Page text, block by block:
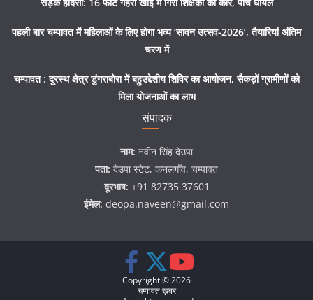
पहली बार चम्पावत में महिलाओं के लिए होगा भव्य ‘सावन उत्सव-2026’, तैयारियां अंतिम
चरण में
चम्पावत : दूरस्थ क्षेत्र डुंगराबोरा में बहुउद्देशीय शिविर का आयोजन, सैकड़ों ग्रामीणों को
मिला योजनाओं का लाभ
संपादक
नाम: नवीन सिंह देउपा
पता: देउपा स्टेट, कनलगाँव, चम्पावत
दूरभाष: +91 82735 37601
ईमेल: deopa.naveen@gmail.com
Copyright © 2026
चम्पावत ख़बर